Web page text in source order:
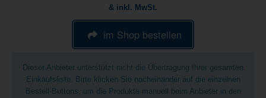
& inkl. MwSt.
im Shop bestellen
Dieser Anbieter unterstützt nicht die Übertragung Ihrer gesamten
Einkaufsliste. Bitte klicken Sie nacheinander auf die einzelnen
Bestell-Buttons, um die Produkte manuell beim Anbieter in den